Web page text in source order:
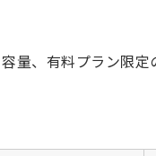
、有料プラン限定